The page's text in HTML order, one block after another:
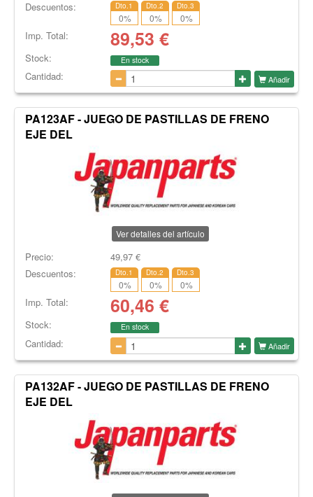
Descuentos: Dto.1
0%
Dto.2
0%
Dto.3
0%
Imp. Total: 89,53 €
Stock: En stock
Cantidad: Añadir
PA123AF - JUEGO DE PASTILLAS DE FRENO
EJE DEL
Ver detalles del artículo
Precio: 49,97€
Descuentos:
Dto.1
0%
Dto.2
0%
Dto.3
0%
Imp. Total: 60,46 €
Stock: En stock
Cantidad: Añadir
PA132AF - JUEGO DE PASTILLAS DE FRENO
EJE DEL